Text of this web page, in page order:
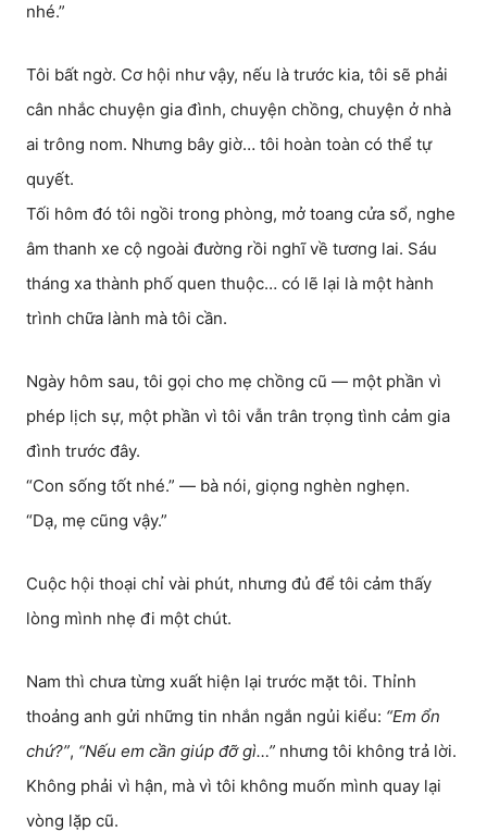
nhé.”
Tôi bất ngờ. Cơ hội như vậy, nếu là trước kia, tôi sẽ phải
cân nhắc chuyện gia đình, chuyện chồng, chuyện ở nhà
ai trông nom. Nhưng bây giờ… tôi hoàn toàn có thể tự
quyết.
Tối hôm đó tôi ngồi trong phòng, mở toang cửa sổ, nghe
âm thanh xe cộ ngoài đường rồi nghĩ về tương lai. Sáu
tháng xa thành phố quen thuộc… có lẽ lại là một hành
trình chữa lành mà tôi cần.
Ngày hôm sau, tôi gọi cho mẹ chồng cũ — một phần vì
phép lịch sự, một phần vì tôi vẫn trân trọng tình cảm gia
đình trước đây.
“Con sống tốt nhé.” — bà nói, giọng nghèn nghẹn.
“Dạ, mẹ cũng vậy.”
Cuộc hội thoại chỉ vài phút, nhưng đủ để tôi cảm thấy
lòng mình nhẹ đi một chút.
Nam thì chưa từng xuất hiện lại trước mặt tôi. Thỉnh
thoảng anh gửi những tin nhắn ngắn ngủi kiểu: “Em ổn
chứ?”, “Nếu em cần giúp đỡ gì…” nhưng tôi không trả lời.
Không phải vì hận, mà vì tôi không muốn mình quay lại
vòng lặp cũ.